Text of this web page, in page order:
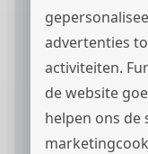
advertenties
activiteiten.
de website
helpen ons de
Motivatie